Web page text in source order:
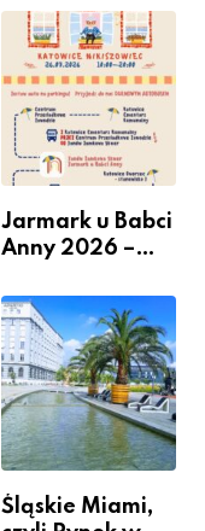
przesiadkoweg
o w Podlesiu
Jarmark u Babci
Anny 2026 –
Śląskie Miami,